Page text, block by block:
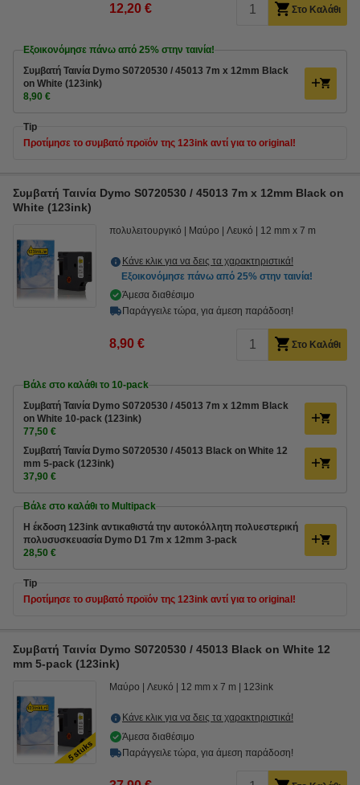
12,20 € Στο Καλάθι
Εξοικονόμησε πάνω από 25% στην ταινία!
Συμβατή Ταινία Dymo S0720530 / 45013 7m x 12mm Black
on White (123ink)
8,90 €
Tip
Προτίμησε το συμβατό προϊόν της 123ink αντί για το original!
Συμβατή Ταινία Dymo S0720530 / 45013 7m x 12mm Black on
White (123ink)
πολυλειτουργικό Μαύρο Λευκό 12 mm x 7 m
Κάνε κλικ για να δεις τα χαρακτηριστικά!
Εξοικονόμησε πάνω από 25% στην ταινία!
Άμεσα διαθέσιμο
Παράγγειλε τώρα, για άμεση παράδοση!
8,90 € Στο Καλάθι
Βάλε στο καλάθι το 10-pack
Συμβατή Ταινία Dymo S0720530 / 45013 7m x 12mm Black
on White 10-pack (123ink)
77,50 €
Συμβατή Ταινία Dymo S0720530 / 45013 Black on White 12
mm 5-pack (123ink)
37,90 €
Βάλε στο καλάθι το Multipack
Η έκδοση 123ink αντικαθιστά την αυτοκόλλητη πολυεστερική
πολυσυσκευασία Dymo D1 7m x 12mm 3-pack
28,50 €
Tip
Προτίμησε το συμβατό προϊόν της 123ink αντί για το original!
Συμβατή Ταινία Dymo S0720530 / 45013 Black on White 12
mm 5-pack (123ink)
Μαύρο Λευκό 12 mm x 7 m 123ink
Κάνε κλικ για να δεις τα χαρακτηριστικά!
Άμεσα διαθέσιμο
Παράγγειλε τώρα, για άμεση παράδοση!